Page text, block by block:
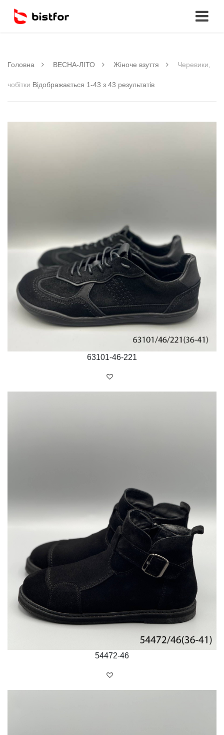
Головна ВЕСНА-ЛІТО Жіноче взуття Черевики,
чобітки Відображається 1-43 з 43 результатів
63101-46-221
54472-46